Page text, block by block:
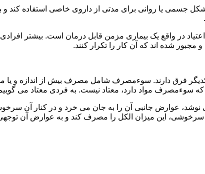
جسمی یا روانی برای مدتی از داروی خاصی استفاده کند و
در واقع یک بیماری مزمن قابل درمان است. بیشتر افرادی
و مجبور شده اند که آن کار را تکرار کنند.
فرق دارند. سوءمصرف شامل مصرف بیش از اندازه و
سوءمصرف مواد دارد، معتاد نیست. به فردی معتاد می
عوارض جانبی آن را به جان می خرد و در کنار آن
این میزان الکل را مصرف کند و به عوارض آن توجهی